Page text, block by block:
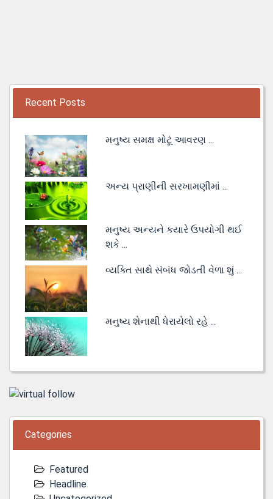
Recent Posts
મનુષ્ય સમક્ષ મોટૂં આવરણ ...
અન્ય પ્રાણીની સરખામણીમાં ...
મનુષ્ય અન્યને કયારે ઉપયોગી થઈ
શકે ...
વ્યક્તિ સાથે સંબંધ જોડતી વેળા શું ...
મનુષ્ય શેનાથી ધેરાયેલો રહે ...
Categories
Featured
Headline